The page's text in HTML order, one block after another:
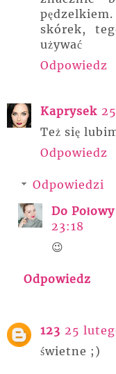
skórek,
używać
Odpowiedz
Kaprysek
Też się
Odpowiedz
Odpowiedzi
Do
23:18
😉
Odpowiedz
123 25
świetne ;)